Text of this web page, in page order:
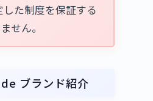
た制度を保証する
せん。
ブランド紹介